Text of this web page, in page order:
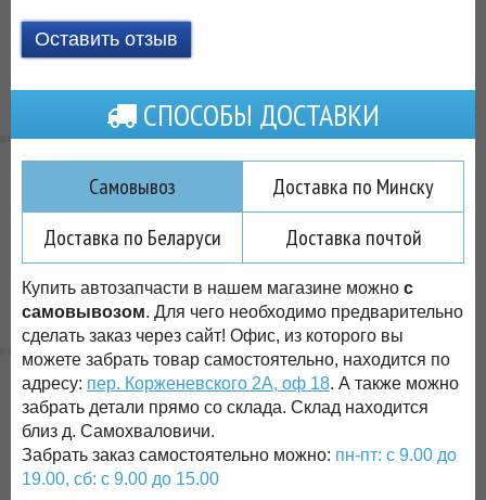
Оставить отзыв
СПОСОБЫ ДОСТАВКИ
Самовывоз
Доставка по Минску
Доставка по Беларуси
Доставка почтой
Купить автозапчасти в нашем магазине можно с
самовывозом. Для чего необходимо предварительно
сделать заказ через сайт! Офис, из которого вы
можете забрать товар самостоятельно, находится по
адресу: пер. Корженевского 2А, оф 18. А также можно
забрать детали прямо со склада. Склад находится
близ д. Самохваловичи.
Забрать заказ самостоятельно можно: пн-пт: с 9.00 до
19.00, сб: с 9.00 до 15.00